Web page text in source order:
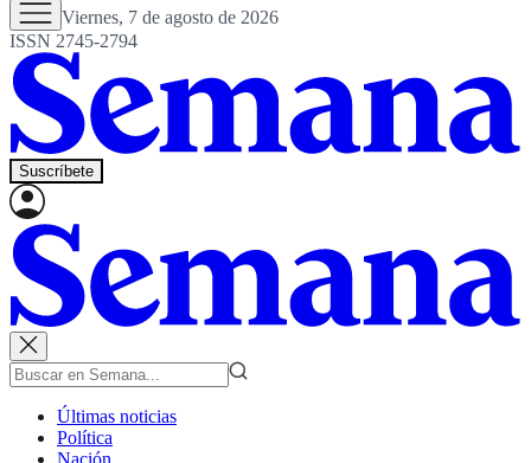
Viernes, 7 de agosto de 2026
ISSN 2745-2794
Suscríbete
Últimas noticias
Política
Nación